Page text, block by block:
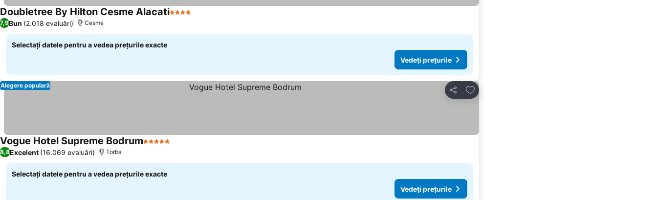
Doubletree By Hilton Cesme Alacati4 Stele
7,9Bun (2.018 evaluări) Cesme
Selectați datele pentru a vedea prețurile exacte
Vedeți prețurile
Distribuiți
Adăugaţi la favorite
Alegere populară
Vogue Hotel Supreme Bodrum5 Stele
8,8Excelent (16.069 evaluări) Torba
Selectați datele pentru a vedea prețurile exacte
Vedeți prețurile